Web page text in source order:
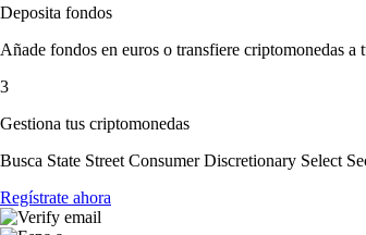
Deposita fondos
Añade fondos en euros o transfiere criptomonedas a
3
Gestiona tus criptomonedas
Busca State Street Consumer Discretionary Select
Regístrate ahora